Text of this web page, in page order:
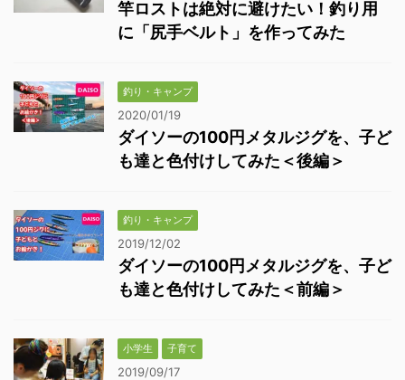
竿ロストは絶対に避けたい！釣り用
に「尻手ベルト」を作ってみた
釣り・キャンプ
2020/01/19
ダイソーの100円メタルジグを、子ど
も達と色付けしてみた＜後編＞
釣り・キャンプ
2019/12/02
ダイソーの100円メタルジグを、子ど
も達と色付けしてみた＜前編＞
小学生 子育て
2019/09/17